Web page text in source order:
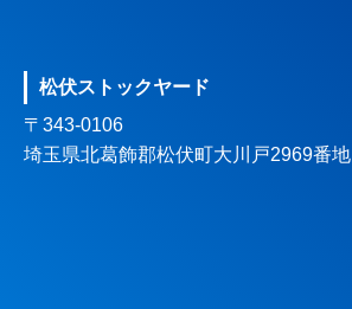
松伏ストックヤード
〒343-0106
埼玉県北葛飾郡松伏町大川戸2969番地